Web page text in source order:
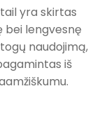
yra skirtas
bei lengvesnę
naudojimą,
iš